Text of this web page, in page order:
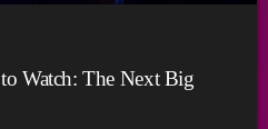
Watch: The Next Big